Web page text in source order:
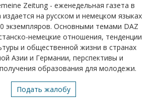
Zeitung - еженедельная газета в
издается на русском и немецком языках
экземпляров. Основными темами DAZ
немецкие отношения, тенденции
и общественной жизни в странах
Азии и Германии, перспективы и
образования для молодежи.
Подать жалобу